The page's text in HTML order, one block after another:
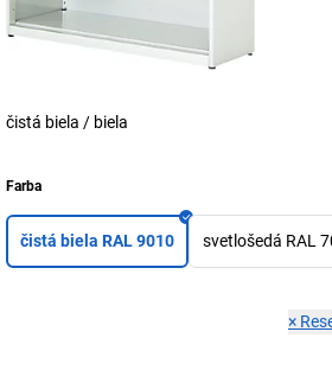
čistá biela / biela
Farba
čistá biela RAL 9010 svetlošedá RAL
×